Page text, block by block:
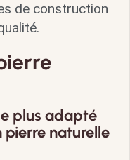
de construction
plus adapté
pierre naturelle